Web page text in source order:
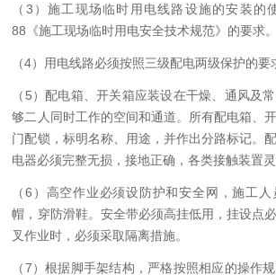
（3）施工现场临时用电线路设施的安装的
88《施工现场临时用电安全技术规范》的要求。
（4）用电线路必须按照三级配电两级保护的要
（5）配电箱、开关箱应装设在干燥、通风及
够二人同时工作的空间和通道。所有配电箱、
门配锁，标明名称、用途，并作出分路标记。
电器必须完整无损，接地正确，各类接触装置
（6）高空作业必须设防护和安全网，施工
帽，穿防滑鞋。安全带必须高挂低用，挂设点
叉作业时，必须采取隔离措施。
（7）根据脚手架结构，严格按照相应的操作